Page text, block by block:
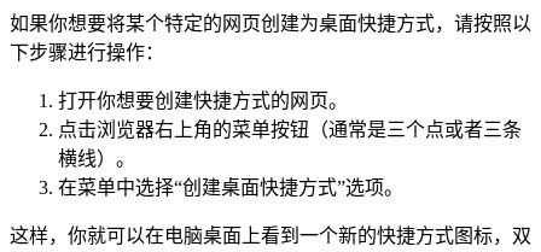
如果你想要将某个特定的网页创建为桌面快捷方式，请按照以
下步骤进行操作：
打开你想要创建快捷方式的网页。
点击浏览器右上角的菜单按钮（通常是三个点或者三条
横线）。
在菜单中选择“创建桌面快捷方式”选项。
这样，你就可以在电脑桌面上看到一个新的快捷方式图标，双